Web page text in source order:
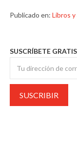
Publicado en: Libros
SUSCRÍBETE